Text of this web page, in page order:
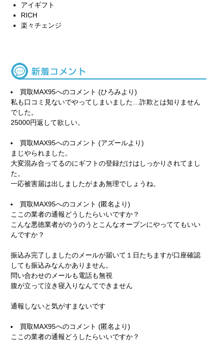
アイギフト
RICH
楽々チェンジ
買取MAX95へのコメント (ひろみより)
私も口コミ見ないでやってしまいました…詐欺とは知りません
でした。
25000円返して欲しい。
買取MAX95へのコメント (アズールより)
まじやられました。
大変混み合ってるのにギフトの登録だけはしっかりされてまし
た。
一応被害届は出しましたがまあ無理でしょうね。
買取MAX95へのコメント (匿名より)
ここの業者の通報どうしたらいいですか？
こんな悪徳業者がのうのうとこんなオープンにやっててもいい
んですか？
振込み完了しましたのメールが届いて１日たちますが口座確認
しても振込みなんかありません。
問い合わせのメールも電話も無視
腹が立って泣き寝入りなんてできません
通報しないと気がすまないです
買取MAX95へのコメント (匿名より)
ここの業者の通報どうしたらいいですか？